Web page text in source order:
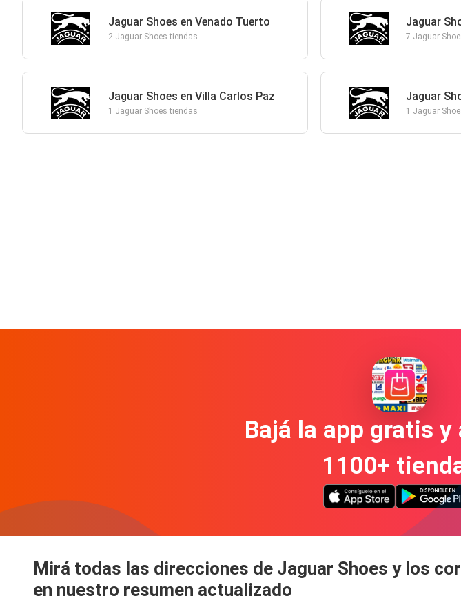
Jaguar Shoes en Venado Tuerto
2 Jaguar Shoes tiendas
Jaguar
7 Jaguar
Jaguar Shoes en Villa Carlos Paz
1 Jaguar Shoes tiendas
Jaguar
1 Jaguar
Bajá la app gratis y
1100+
Mirá todas las direcciones de Jaguar Shoes y los
en nuestro resumen actualizado